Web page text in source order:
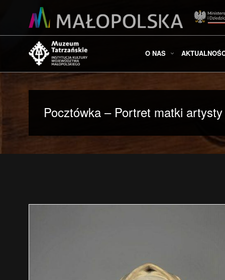
O NAS
Pocztówka – Portret matki